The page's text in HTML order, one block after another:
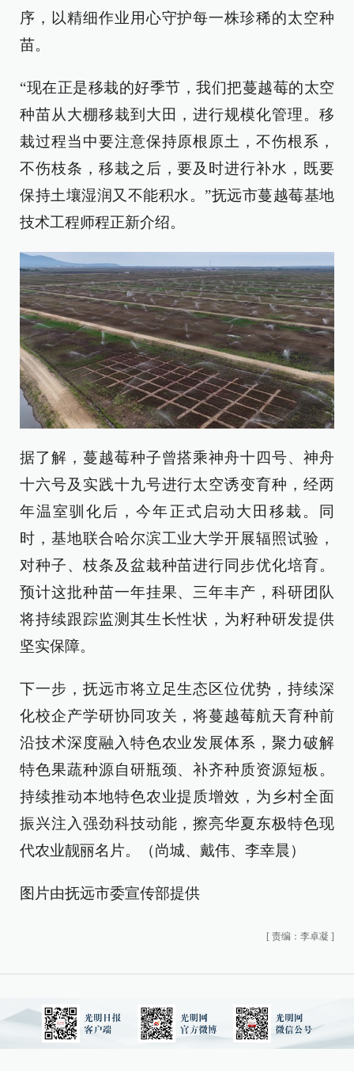
序，以精细作业用心守护每一株珍稀的太空种
苗。
“现在正是移栽的好季节，我们把蔓越莓的太空
种苗从大棚移栽到大田，进行规模化管理。移
栽过程当中要注意保持原根原土，不伤根系，
不伤枝条，移栽之后，要及时进行补水，既要
保持土壤湿润又不能积水。”抚远市蔓越莓基地
技术工程师程正新介绍。
据了解，蔓越莓种子曾搭乘神舟十四号、神舟
十六号及实践十九号进行太空诱变育种，经两
年温室驯化后，今年正式启动大田移栽。同
时，基地联合哈尔滨工业大学开展辐照试验，
对种子、枝条及盆栽种苗进行同步优化培育。
预计这批种苗一年挂果、三年丰产，科研团队
将持续跟踪监测其生长性状，为籽种研发提供
坚实保障。
下一步，抚远市将立足生态区位优势，持续深
化校企产学研协同攻关，将蔓越莓航天育种前
沿技术深度融入特色农业发展体系，聚力破解
特色果蔬种源自研瓶颈、补齐种质资源短板。
持续推动本地特色农业提质增效，为乡村全面
振兴注入强劲科技动能，擦亮华夏东极特色现
代农业靓丽名片。（尚城、戴伟、李幸晨）
图片由抚远市委宣传部提供
[ 责编：李卓凝 ]